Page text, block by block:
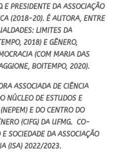
PRESIDENTE DA ASSOCIAÇÃO
(2018-20). É AUTORA, ENTRE
LIMITES DA
2018) E GÊNERO,
(COM MARIA DAS
BOITEMPO, 2020).
ASSOCIADA DE CIÊNCIA
NÚCLEO DE ESTUDOS E
E DO CENTRO DO
(CIFG) DA UFMG. CO-
SOCIEDADE DA ASSOCIAÇÃO
(ISA) 2022/2023.